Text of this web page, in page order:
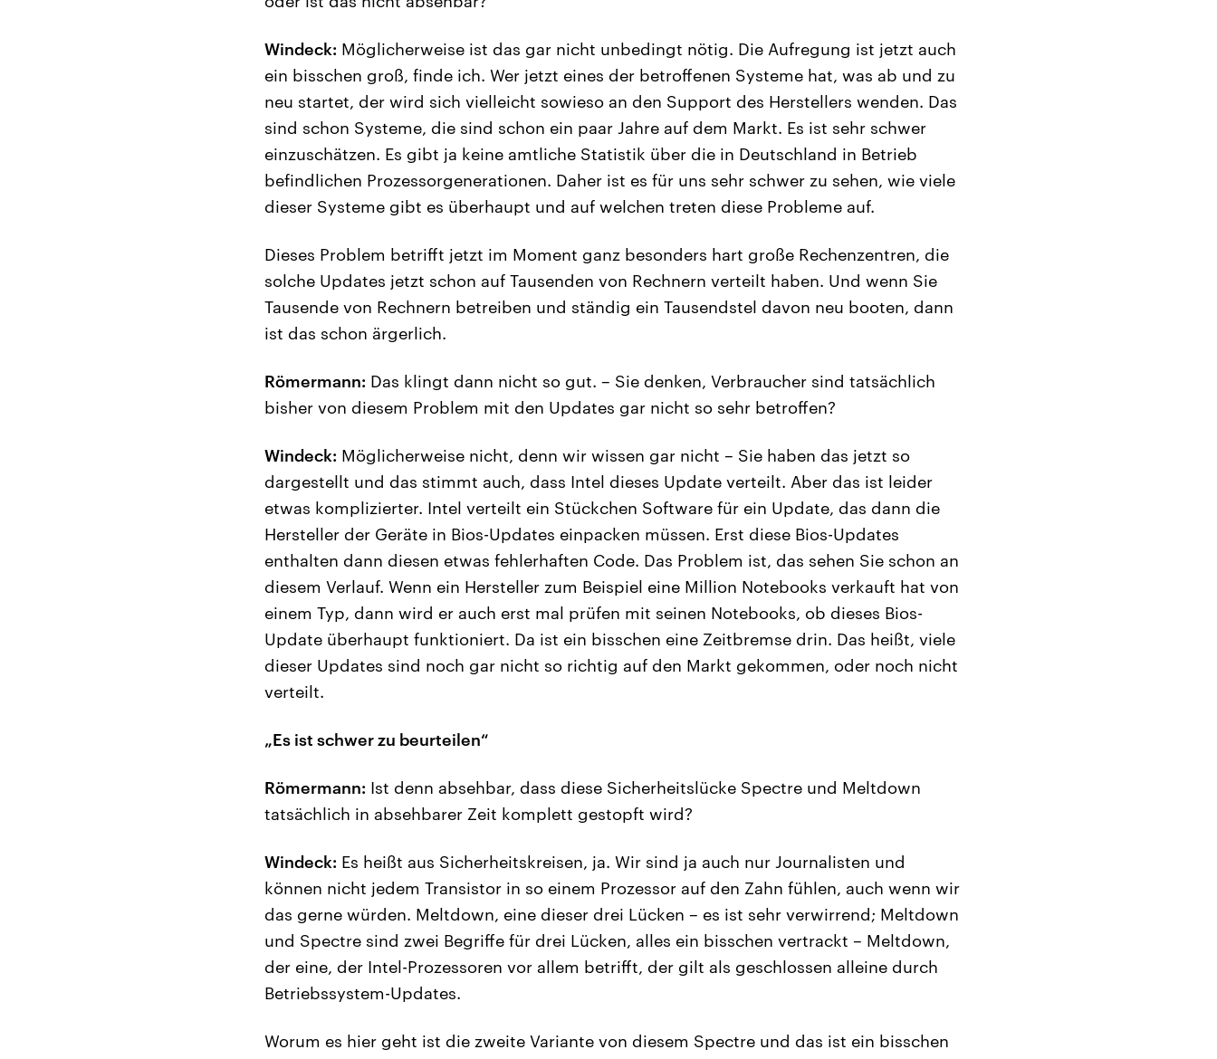
Windeck: Möglicherweise ist das gar nicht unbedingt nötig. Die Aufregung ist jetzt auch
ein bisschen groß, finde ich. Wer jetzt eines der betroffenen Systeme hat, was ab und zu
neu startet, der wird sich vielleicht sowieso an den Support des Herstellers wenden. Das
sind schon Systeme, die sind schon ein paar Jahre auf dem Markt. Es ist sehr schwer
einzuschätzen. Es gibt ja keine amtliche Statistik über die in Deutschland in Betrieb
befindlichen Prozessorgenerationen. Daher ist es für uns sehr schwer zu sehen, wie viele
dieser Systeme gibt es überhaupt und auf welchen treten diese Probleme auf.
Dieses Problem betrifft jetzt im Moment ganz besonders hart große Rechenzentren, die
solche Updates jetzt schon auf Tausenden von Rechnern verteilt haben. Und wenn Sie
Tausende von Rechnern betreiben und ständig ein Tausendstel davon neu booten, dann
ist das schon ärgerlich.
Römermann: Das klingt dann nicht so gut. – Sie denken, Verbraucher sind tatsächlich
bisher von diesem Problem mit den Updates gar nicht so sehr betroffen?
Windeck: Möglicherweise nicht, denn wir wissen gar nicht – Sie haben das jetzt so
dargestellt und das stimmt auch, dass Intel dieses Update verteilt. Aber das ist leider
etwas komplizierter. Intel verteilt ein Stückchen Software für ein Update, das dann die
Hersteller der Geräte in Bios-Updates einpacken müssen. Erst diese Bios-Updates
enthalten dann diesen etwas fehlerhaften Code. Das Problem ist, das sehen Sie schon an
diesem Verlauf. Wenn ein Hersteller zum Beispiel eine Million Notebooks verkauft hat von
einem Typ, dann wird er auch erst mal prüfen mit seinen Notebooks, ob dieses Bios-
Update überhaupt funktioniert. Da ist ein bisschen eine Zeitbremse drin. Das heißt, viele
dieser Updates sind noch gar nicht so richtig auf den Markt gekommen, oder noch nicht
verteilt.
„Es ist schwer zu beurteilen“
Römermann: Ist denn absehbar, dass diese Sicherheitslücke Spectre und Meltdown
tatsächlich in absehbarer Zeit komplett gestopft wird?
Windeck: Es heißt aus Sicherheitskreisen, ja. Wir sind ja auch nur Journalisten und
können nicht jedem Transistor in so einem Prozessor auf den Zahn fühlen, auch wenn wir
das gerne würden. Meltdown, eine dieser drei Lücken – es ist sehr verwirrend; Meltdown
und Spectre sind zwei Begriffe für drei Lücken, alles ein bisschen vertrackt – Meltdown,
der eine, der Intel-Prozessoren vor allem betrifft, der gilt als geschlossen alleine durch
Betriebssystem-Updates.
Worum es hier geht ist die zweite Variante von diesem Spectre und das ist ein bisschen